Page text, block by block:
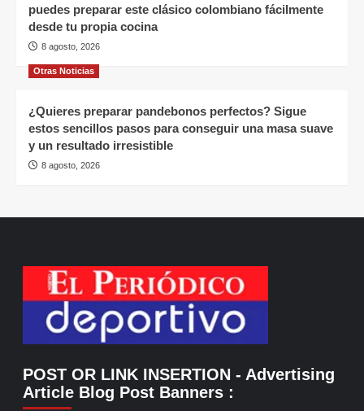
puedes preparar este clásico colombiano fácilmente
desde tu propia cocina
8 agosto, 2026
Otras Noticias
¿Quieres preparar pandebonos perfectos? Sigue
estos sencillos pasos para conseguir una masa suave
y un resultado irresistible
8 agosto, 2026
POST OR LINK INSERTION - Advertising
Article Blog Post Banners :